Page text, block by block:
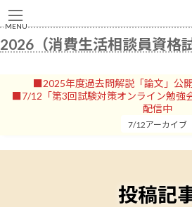
ン
ン
ビ
ー
消費生活専門相談員資格試験
2026（消費生活相談員資格
■2025年度過去問解説「論文」公
■7/12「第3回試験対策オンライン勉強
配信中
7/12アーカイブ
投稿記
MENU